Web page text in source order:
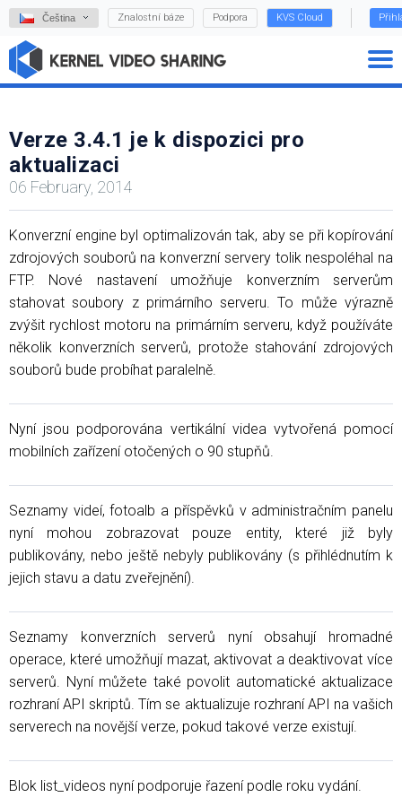
Čeština Znalostní báze Podpora KVS Cloud
Verze 3.4.1 je k dispozici pro
aktualizaci
06 February, 2014
Konverzní engine byl optimalizován tak, aby se při kopírování
zdrojových souborů na konverzní servery tolik nespoléhal na
FTP. Nové nastavení umožňuje konverzním serverům
stahovat soubory z primárního serveru. To může výrazně
zvýšit rychlost motoru na primárním serveru, když používáte
několik konverzních serverů, protože stahování zdrojových
souborů bude probíhat paralelně.
Nyní jsou podporována vertikální videa vytvořená pomocí
mobilních zařízení otočených o 90 stupňů.
Seznamy videí, fotoalb a příspěvků v administračním panelu
nyní mohou zobrazovat pouze entity, které již byly
publikovány, nebo ještě nebyly publikovány (s přihlédnutím k
jejich stavu a datu zveřejnění).
Seznamy konverzních serverů nyní obsahují hromadné
operace, které umožňují mazat, aktivovat a deaktivovat více
serverů. Nyní můžete také povolit automatické aktualizace
rozhraní API skriptů. Tím se aktualizuje rozhraní API na vašich
serverech na novější verze, pokud takové verze existují.
Blok list_videos nyní podporuje řazení podle roku vydání.